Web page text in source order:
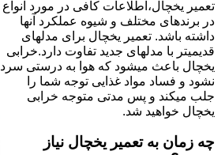
تعمیر یخچال،اطلاعات کافی در مورد انواع
در برندهای مختلف و شیوه عملکرد آنها
داشته باشد. تعمیر یخچال برای مدلهای
قدیمیتر با مدل‍های جدید تفاوت دارد.خرابی
یخچال باعث میشود که هوا به درستی سرد
نشود و فساد مواد غذایی توجه شما را
جلب میکند و پس مدتی متوجه خرابی
یخچال خواهید شد.
چه زمان به تعمیر یخچال نیاز